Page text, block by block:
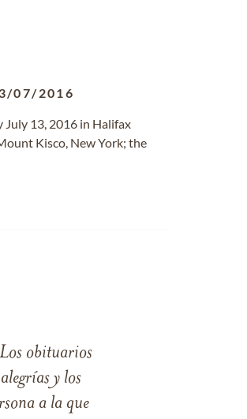
07/2016
July 13, 2016 in Halifax
Kisco, New York; the
obituarios
y los
a la que